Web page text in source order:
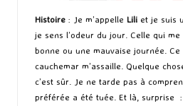
Histoire : Je m’appelle Lili et je suis
je sens l’odeur du jour. Celle qui
bonne ou une mauvaise journée.
cauchemar m’assaille. Quelque
c’est sûr. Je ne tarde pas à
préférée a été tuée. Et là, surprise :